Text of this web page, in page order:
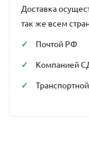
Доставка
так же всем
Почтой РФ
Компанией